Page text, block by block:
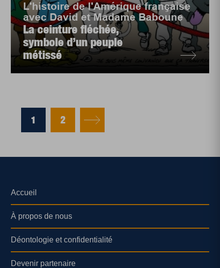
L'histoire de l'Amérique française
avec David et Madame Baboune
La ceinture fléchée,
symbole d’un peuple
métissé
1 2
Accueil
À propos de nous
Déontologie et confidentialité
Devenir partenaire